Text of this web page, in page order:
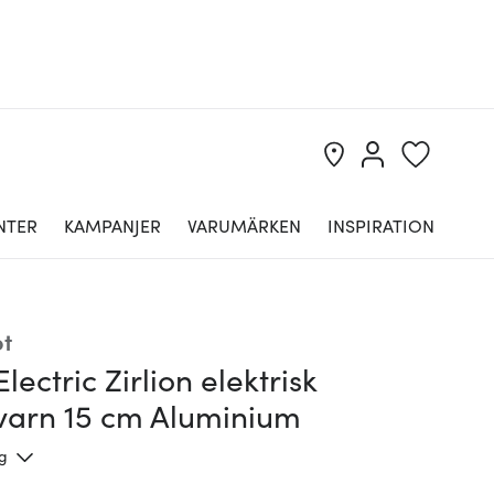
KAMPANJER VARUMÄRKEN INSPIRATION
Zirlion elektrisk
15 cm Aluminium